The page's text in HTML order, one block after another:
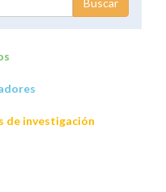
de investigación